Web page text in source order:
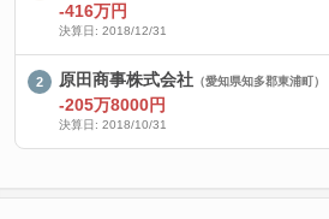
-416万円
決算日: 2018/12/31
原田商事株式会社 （愛知県知多郡東浦町）
-205万8000円
決算日: 2018/10/31